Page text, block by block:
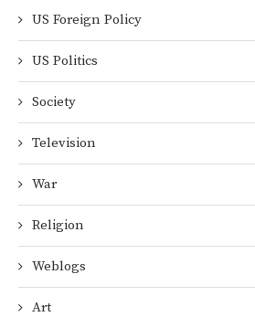
US Foreign Policy
US Politics
Society
Television
War
Religion
Weblogs
Art